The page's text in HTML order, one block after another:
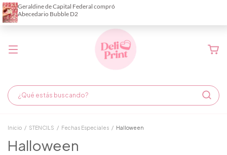
Demora de fabricación hasta 6 días hábiles
Inicio / STENCILS / Fechas Especiales / Halloween
Halloween